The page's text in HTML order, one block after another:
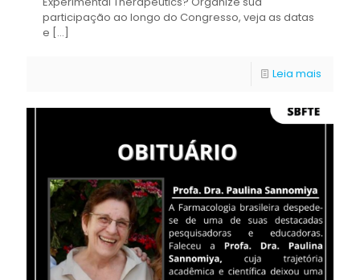
participação ao longo do Congresso, veja as datas
e […]
Leia mais